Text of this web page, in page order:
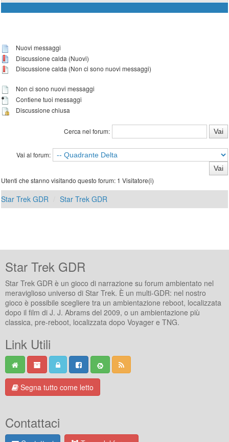
Nuovi messaggi
Discussione calda (Nuovi)
Discussione calda (Non ci sono nuovi messaggi)
Non ci sono nuovi messaggi
Contiene tuoi messaggi
Discussione chiusa
Cerca nel forum:
Vai al forum:
Utenti che stanno visitando questo forum: 1 Visitatore(i)
Star Trek GDR Star Trek GDR
Star Trek GDR
Star Trek GDR è un gioco di narrazione su forum ambientato nel
meraviglioso universo di Star Trek. È un multi-GDR: nel nostro
gioco è possibile scegliere tra un ambientazione reboot, localizzata
dopo il film di J. J. Abrams del 2009, o un ambientazione più
classica, pre-reboot, localizzata dopo Voyager e TNG.
Link Utili
Segna tutto come letto
Contattaci